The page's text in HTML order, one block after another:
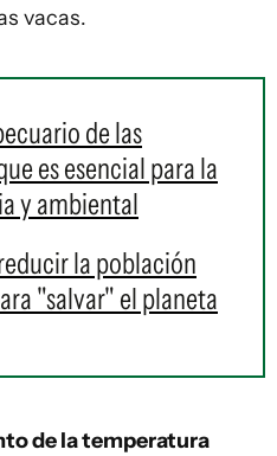
vacas.
de las
es esencial para la
y ambiental
la población
"salvar" el planeta
de la temperatura